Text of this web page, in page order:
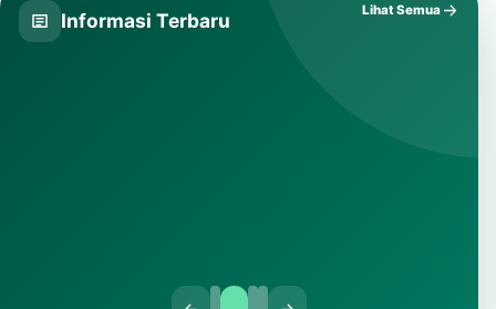
Informasi Terbaru Lihat Semua